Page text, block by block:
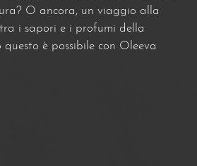
O ancora, un viaggio alla
i sapori e i profumi della
è possibile con Oleeva
minute
2026
Nest